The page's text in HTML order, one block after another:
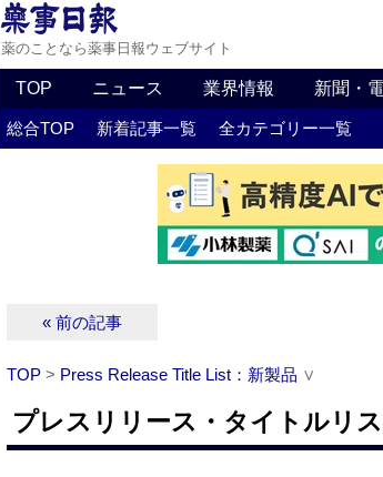
薬のことなら薬事日報ウェブサイト
TOP ニュース 業界情報 新聞・
総合TOP 新着記事一覧 全カテゴリー一覧
« 前の記事
TOP > Press Release Title List：新製品 ∨
プレスリリース・タイトルリ